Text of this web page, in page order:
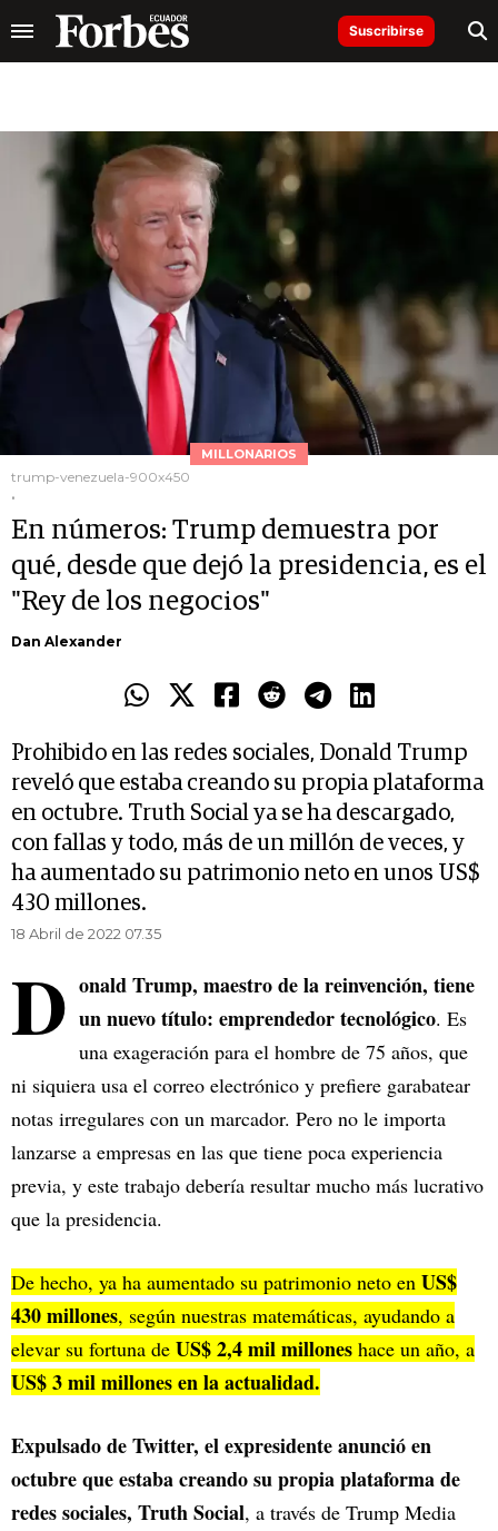
Suscribirse
MILLONARIOS
trump-venezuela-900x450
.
En números: Trump demuestra por
qué, desde que dejó la presidencia, es el
"Rey de los negocios"
Dan Alexander
Prohibido en las redes sociales, Donald Trump
reveló que estaba creando su propia plataforma
en octubre. Truth Social ya se ha descargado,
con fallas y todo, más de un millón de veces, y
ha aumentado su patrimonio neto en unos US$
430 millones.
18 Abril de 2022 07.35
D onald Trump, maestro de la reinvención, tiene
un nuevo título: emprendedor tecnológico. Es
una exageración para el hombre de 75 años, que
ni siquiera usa el correo electrónico y prefiere garabatear
notas irregulares con un marcador. Pero no le importa
lanzarse a empresas en las que tiene poca experiencia
previa, y este trabajo debería resultar mucho más lucrativo
que la presidencia.
De hecho, ya ha aumentado su patrimonio neto en US$
430 millones, según nuestras matemáticas, ayudando a
elevar su fortuna de US$ 2,4 mil millones hace un año, a
US$ 3 mil millones en la actualidad.
Expulsado de Twitter, el expresidente anunció en
octubre que estaba creando su propia plataforma de
redes sociales, Truth Social, a través de Trump Media